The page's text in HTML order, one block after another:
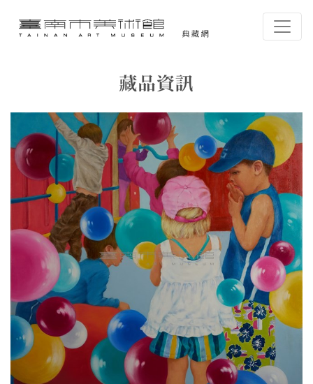
臺南市美術館-典藏網
網頁導覽